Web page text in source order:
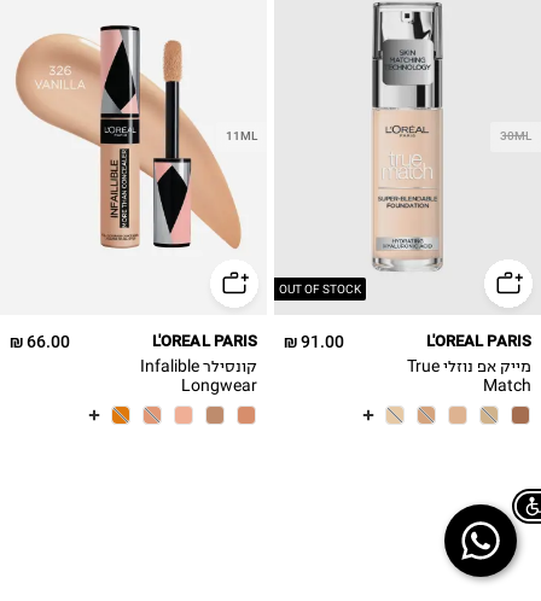
OUT OF STOCK
30ML
91.00 ₪ L'OREAL PARIS
מייק אפ נוזלי True
Match
11ML
66.00 ₪ L'OREAL PARIS
קונסילר Infalible
Longwear
Chat on WhatsApp